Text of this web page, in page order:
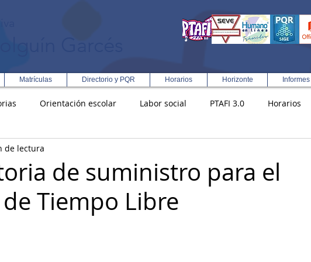
Matrículas Directorio y PQR Horarios Horizonte
Orientación escolar Labor social PTAFI 3.0 Horarios
Integral en Turismo
Rectoría Democracia
de suministro para el
Tiempo Libre
de lectura